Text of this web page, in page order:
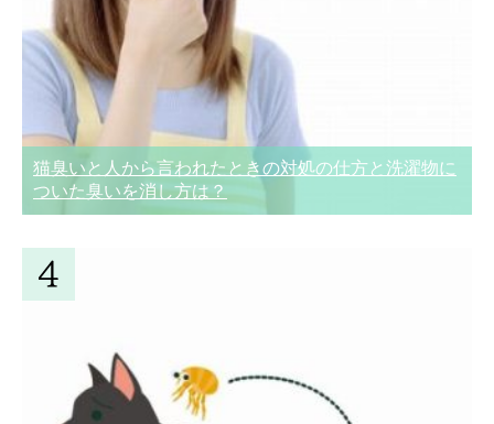
猫臭いと人から言われたときの対処の仕方と洗濯物に
ついた臭いを消し方は？